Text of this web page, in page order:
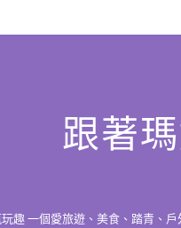
跟著
趣 一個愛旅遊、美食、踏青、戶